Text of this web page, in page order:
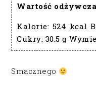
Wartość
Kalorie: 524 kcal
Cukry: 30.5 g
Smacznego